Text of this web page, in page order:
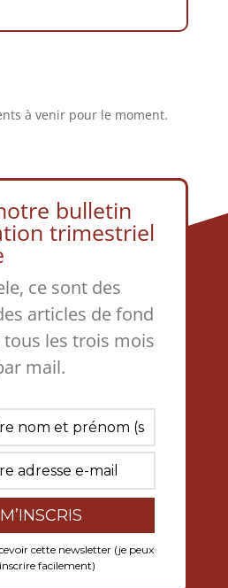
à venir pour le moment.
bulletin
trimestriel
ce sont des
articles de fond
les trois mois
mail.
cette newsletter (je peux
facilement)